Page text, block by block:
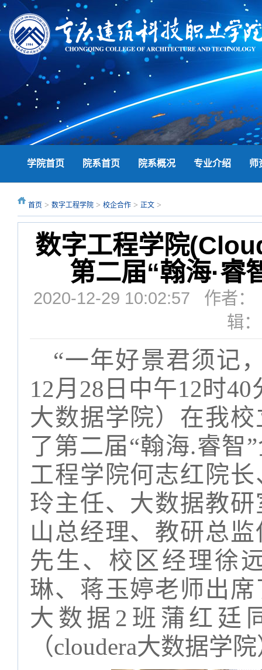
学院首页 院系首页 院系概况 专业介绍 师
首页 > 数字工程学院 > 校企合作 > 正文 >
数字工程学院
第二届“翰海·睿
2020-12-29 10:02:57 作者
辑
“一年好景君须记
12月 28 日中午12时40
大数据学院） 在我
了第二届“翰海.睿智”
工程学院何志红院
玲主任、大数据教
山总经理、教研总
先生、校区经理徐
琳、蒋玉婷老师出
大数据 2 班蒲红廷
（cloudera大数据学